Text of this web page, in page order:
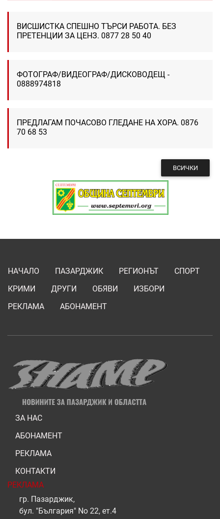
ВИСШИСТКА СПЕШНО ТЪРСИ РАБОТА. БЕЗ
ПРЕТЕНЦИИ ЗА ЦЕНЗ. 0877 28 50 40
ФОТОГРАФ/ВИДЕОГРАФ/ДИСКОВОДЕЩ -
0888974818
ПРЕДЛАГАМ ПОЧАСОВО ГЛЕДАНЕ НА ХОРА. 0876
70 68 53
ВСИЧКИ
НАЧАЛО ПАЗАРДЖИК РЕГИОНЪТ
СПОРТ
КРИМИ
ДРУГИ ОБЯВИ
ИЗБОРИ
РЕКЛАМА
АБОНАМЕНТ
ЗА НАС
АБОНАМЕНТ
РЕКЛАМА
КОНТАКТИ
РЕКЛАМА
гр. Пазарджик,
бул. "България" No 22, ет.4